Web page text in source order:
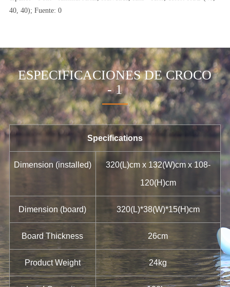
40, 40); Fuente: 0
ESPECIFICACIONES DE CROCO
- 1
Specifications
Dimension (installed) 320(L)cm x 132(W)cm x 108-
120(H)cm
Dimension (board) 320(L)*38(W)*15(H)cm
Board Thickness 26cm
Product Weight 24kg